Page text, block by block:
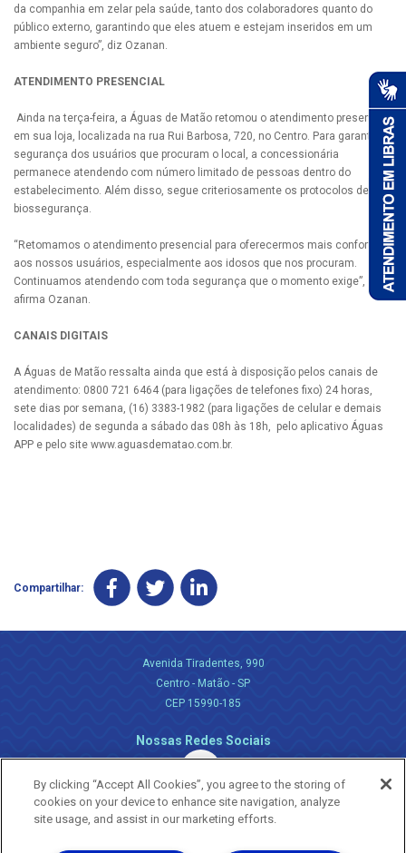
da companhia em zelar pela saúde, tanto dos colaboradores quanto do
público externo, garantindo que eles atuem e estejam inseridos em um
ambiente seguro”, diz Ozanan.
ATENDIMENTO PRESENCIAL
Ainda na terça-feira, a Águas de Matão retomou o atendimento presencial
em sua loja, localizada na rua Rui Barbosa, 720, no Centro. Para garantir a
segurança dos usuários que procuram o local, a concessionária
permanece atendendo com número limitado de pessoas dentro do
estabelecimento. Além disso, segue criteriosamente os protocolos de
biossegurança.
“Retomamos o atendimento presencial para oferecermos mais conforto
aos nossos usuários, especialmente aos idosos que nos procuram.
Continuamos atendendo com toda segurança que o momento exige”,
afirma Ozanan.
CANAIS DIGITAIS
A Águas de Matão ressalta ainda que está à disposição pelos canais de
atendimento: 0800 721 6464 (para ligações de telefones fixo) 24 horas,
sete dias por semana, (16) 3383-1982 (para ligações de celular e demais
localidades) de segunda a sábado das 08h às 18h, pelo aplicativo Águas
APP e pelo site www.aguasdematao.com.br.
Compartilhar:
Avenida Tiradentes, 990
Centro - Matão - SP
CEP 15990-185
Nossas Redes Sociais
By clicking “Accept All Cookies”, you agree to the storing of
cookies on your device to enhance site navigation, analyze
site usage, and assist in our marketing efforts.